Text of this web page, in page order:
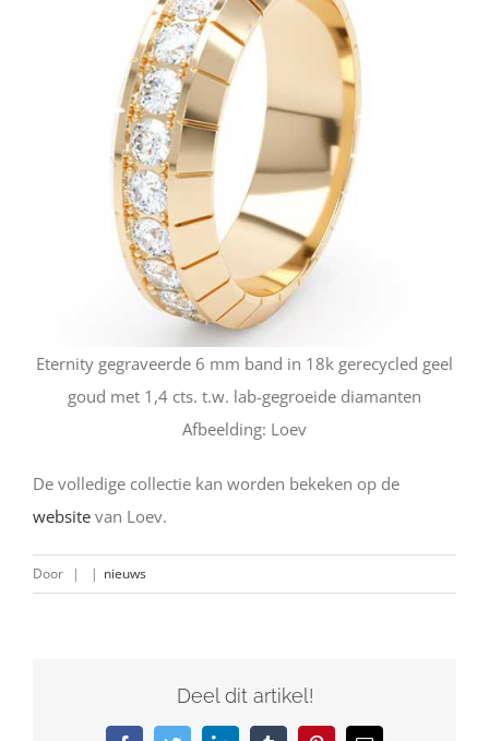
Eternity gegraveerde 6 mm band in 18k gerecycled geel
goud met 1,4 cts. t.w. lab-gegroeide diamanten
Afbeelding: Loev
De volledige collectie kan worden bekeken op de
website van Loev.
Door | | nieuws
Deel dit artikel!